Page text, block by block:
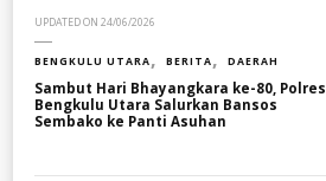
UPDATED ON 24/06/2026
BENGKULU UTARA BERITA DAERAH
Sambut Hari Bhayangkara ke-80, Polres
Bengkulu Utara Salurkan Bansos
Sembako ke Panti Asuhan